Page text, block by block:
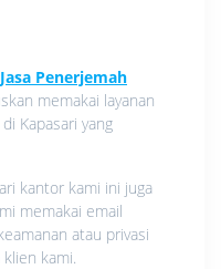
Jasa Penerjemah
memakai layanan
Kapasari yang
kantor kami ini juga
memakai email
atau privasi
kami.